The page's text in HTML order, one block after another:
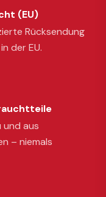
(EU)
Rücksendung
der EU.
und aus
– niemals